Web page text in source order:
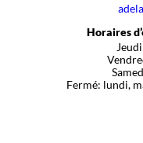
Horaires
Fermé: lundi,